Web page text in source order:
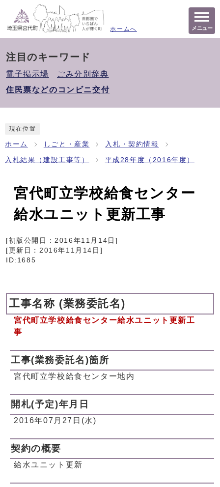
ホームへ メニュー
注目のキーワード
電子掲示場
ごみ分別辞典
住民票などのコンビニ交付
現在位置
ホーム しごと・産業 入札・契約情報
入札結果（建設工事等） 平成28年度（2016年度）
宮代町立学校給食センター
給水ユニット更新工事
[初版公開日：2016年11月14日 ]
[更新日： 2016年11月14日 ]
ID:1685
工事名称 (業務委託名)
宮代町立学校給食センター給水ユニット更新工
事
工事(業務委託名)箇所
宮代町立学校給食センター地内
開札(予定)年月日
2016年07月27日(水)
契約の概要
給水ユニット更新